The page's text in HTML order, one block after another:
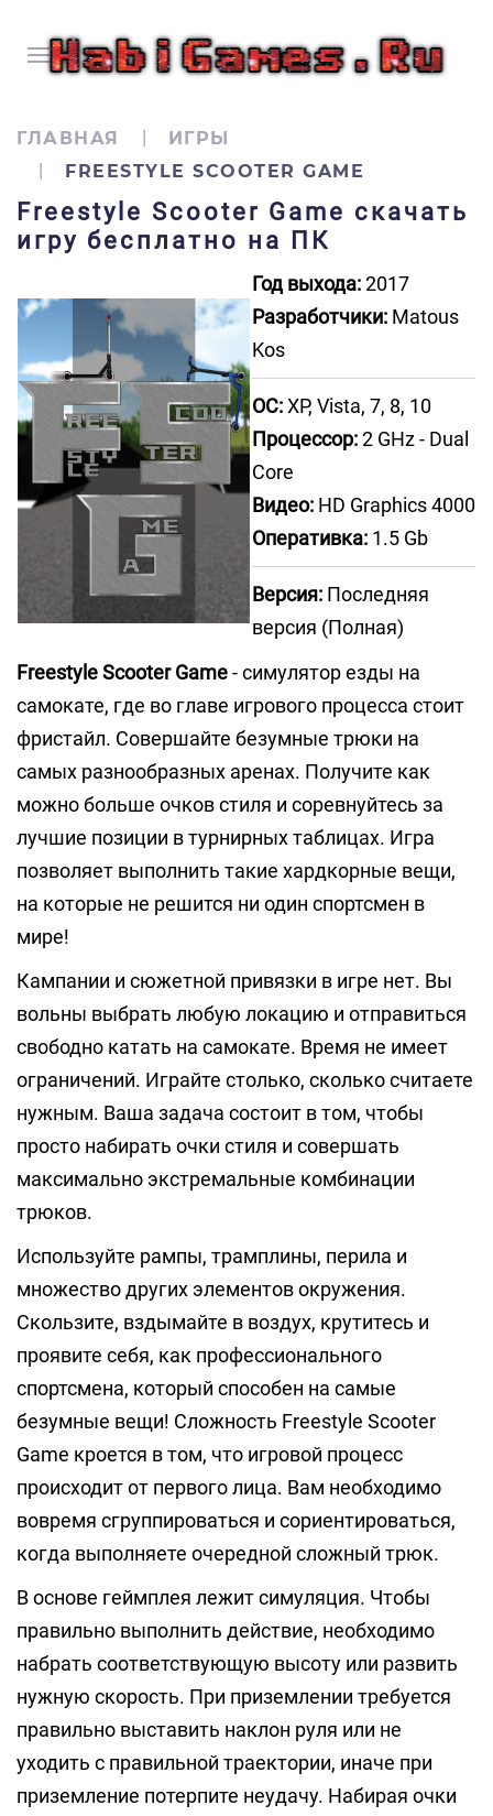
ГЛАВНАЯ
ИГРЫ
FREESTYLE SCOOTER GAME
Freestyle Scooter Game скачать
игру бесплатно на ПК
Год выхода:2017
Разработчики: Matous
Kos
ОС:XP, Vista, 7, 8, 10
Процессор:2 GHz - Dual
Core
Видео: HD Graphics 4000
Оперативка: 1.5 Gb
Версия: Последняя
версия (Полная)
Freestyle Scooter Game- симулятор езды на
самокате, где во главе игрового процесса стоит
фристайл. Совершайте безумные трюки на
самых разнообразных аренах. Получите как
можно больше очков стиля и соревнуйтесь за
лучшие позиции в турнирных таблицах. Игра
позволяет выполнить такие хардкорные вещи,
на которые не решится ни один спортсмен в
мире!
Кампании и сюжетной привязки в игре нет. Вы
вольны выбрать любую локацию и отправиться
свободно катать на самокате. Время не имеет
ограничений. Играйте столько, сколько считаете
нужным. Ваша задача состоит в том, чтобы
просто набирать очки стиля и совершать
максимально экстремальные комбинации
трюков.
Используйте рампы, трамплины, перила и
множество других элементов окружения.
Скользите, вздымайте в воздух, крутитесь и
проявите себя, как профессионального
спортсмена, который способен на самые
безумные вещи! Сложность Freestyle Scooter
Game кроется в том, что игровой процесс
происходит от первого лица. Вам необходимо
вовремя сгруппироваться и сориентироваться,
когда выполняете очередной сложный трюк.
В основе геймплея лежит симуляция. Чтобы
правильно выполнить действие, необходимо
набрать соответствующую высоту или развить
нужную скорость. При приземлении требуется
правильно выставить наклон руля или не
уходить с правильной траектории, иначе при
приземление потерпите неудачу. Набирая очки